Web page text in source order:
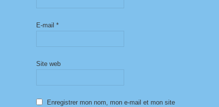
E-mail *
Site web
Enregistrer mon nom, mon e-mail et mon site